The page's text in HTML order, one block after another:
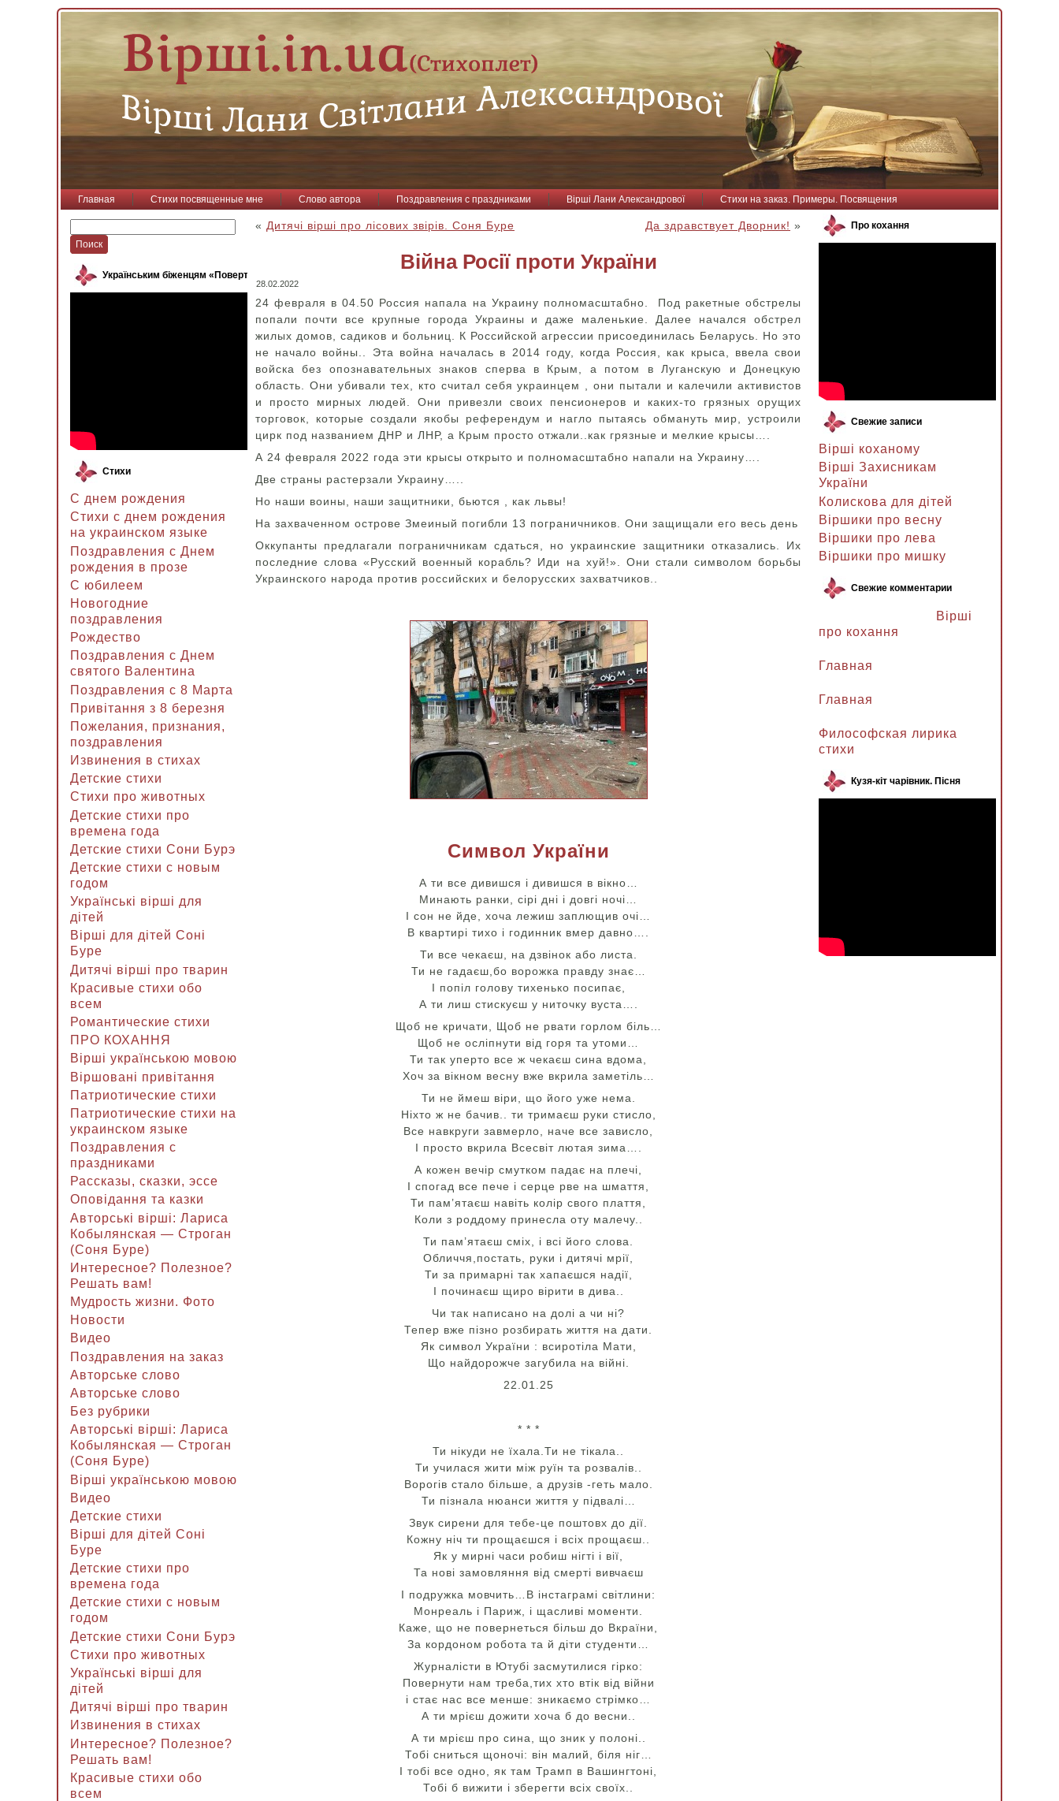
Главная Стихи посвященные мне Слово автора Поздравления с праздниками Вірші Лани Александрової Стихи на заказ. Примеры. Посвящения
Українським біженцям «Повертайся, пташко»
Стихи
С днем рождения
Стихи с днем рождения
на украинском языке
Поздравления с Днем
рождения в прозе
C юбилеем
Новогодние
поздравления
Рождество
Поздравления с Днем
святого Валентина
Поздравления с 8 Марта
Привітання з 8 березня
Пожелания, признания,
поздравления
Извинения в стихах
Детские стихи
Стихи про животных
Детские стихи про
времена года
Детские стихи Сони Бурэ
Детские стихи с новым
годом
Українські вірші для
дітей
Вірші для дітей Соні
Буре
Дитячі вірші про тварин
Красивые стихи обо
всем
Романтические стихи
ПРО КОХАННЯ
Вірші українською мовою
Віршовані привітання
Патриотические стихи
Патриотические стихи на
украинском языке
Поздравления с
праздниками
Рассказы, сказки, эссе
Оповідання та казки
Авторські вірші: Лариса
Кобылянская — Строган
(Соня Буре)
Интересное? Полезное?
Решать вам!
Мудрость жизни. Фото
Новости
Видео
Поздравления на заказ
Авторське слово
Авторське слово
Без рубрики
Авторські вірші: Лариса
Кобылянская — Строган
(Соня Буре)
Вірші українською мовою
Видео
Детские стихи
Вірші для дітей Соні
Буре
Детские стихи про
времена года
Детские стихи с новым
годом
Детские стихи Сони Бурэ
Стихи про животных
Українські вірші для
дітей
Дитячі вірші про тварин
Извинения в стихах
Интересное? Полезное?
Решать вам!
Красивые стихи обо
всем
« Дитячі вірші про лісових звірів. Соня Буре Да здравствует Дворник! »
Війна Росії проти України
28.02.2022
24 февраля в 04.50 Россия напала на Украину полномасштабно. Под ракетные обстрелы
попали почти все крупные города Украины и даже маленькие. Далее начался обстрел
жилых домов, садиков и больниц. К Российской агрессии присоединилась Беларусь. Но это
не начало войны.. Эта война началась в 2014 году, когда Россия, как крыса, ввела свои
войска без опознавательных знаков сперва в Крым, а потом в Луганскую и Донецкую
область. Они убивали тех, кто считал себя украинцем , они пытали и калечили активистов
и просто мирных людей. Они привезли своих пенсионеров и каких-то грязных орущих
торговок, которые создали якобы референдум и нагло пытаясь обмануть мир, устроили
цирк под названием ДНР и ЛНР, а Крым просто отжали..как грязные и мелкие крысы….
А 24 февраля 2022 года эти крысы открыто и полномасштабно напали на Украину….
Две страны растерзали Украину…..
Но наши воины, наши защитники, бьются , как львы!
На захваченном острове Змеиный погибли 13 пограничников. Они защищали его весь день
Оккупанты предлагали пограничникам сдаться, но украинские защитники отказались. Их
последние слова «Русский военный корабль? Иди на хуй!». Они стали символом борьбы
Украинского народа против российских и белорусских захватчиков..
Символ України
А ти все дивишся і дивишся в вікно…
Минають ранки, сірі дні і довгі ночі…
І сон не йде, хоча лежиш заплющив очі…
В квартирі тихо і годинник вмер давно….
Ти все чекаєш, на дзвінок або листа.
Ти не гадаєш,бо ворожка правду знає…
І попіл голову тихенько посипає,
А ти лиш стискуєш у ниточку вуста….
Щоб не кричати, Щоб не рвати горлом біль…
Щоб не осліпнути від горя та утоми…
Ти так уперто все ж чекаєш сина вдома,
Хоч за вікном весну вже вкрила заметіль…
Ти не ймеш віри, що його уже нема.
Ніхто ж не бачив.. ти тримаєш руки стисло,
Все навкруги завмерло, наче все зависло,
І просто вкрила Всесвіт лютая зима….
А кожен вечір смутком падає на плечі,
І спогад все пече і серце рве на шмаття,
Ти пам’ятаєш навіть колір свого плаття,
Коли з роддому принесла оту малечу..
Ти пам’ятаєш сміх, і всі його слова.
Обличчя,постать, руки і дитячі мрії,
Ти за примарні так хапаєшся надії,
І починаєш щиро вірити в дива..
Чи так написано на долі а чи ні?
Тепер вже пізно розбирать життя на дати.
Як символ України : всиротіла Мати,
Що найдорожче загубила на війні.
22.01.25
* * *
Ти нікуди не їхала.Ти не тікала..
Ти училася жити між руїн та розвалів..
Ворогів стало більше, а друзів -геть мало.
Ти пізнала нюанси життя у підвалі…
Звук сирени для тебе-це поштовх до дії.
Кожну ніч ти прощаєшся і всіх прощаєш..
Як у мирні часи робиш нігті і вії,
Та нові замовляння від смерті вивчаєш
І подружка мовчить…В інстаграмі світлини:
Монреаль і Париж, і щасливі моменти.
Каже, що не повернеться більш до Вкраїни,
За кордоном робота та й діти студенти…
Журналісти в Ютубі засмутилися гірко:
Повернути нам треба,тих хто втік від війни
і стає нас все менше: зникаємо стрімко…
А ти мрієш дожити хоча б до весни..
А ти мрієш про сина, що зник у полоні..
Тобі сниться щоночі: він малий, біля ніг…
І тобі все одно, як там Трамп в Вашингтоні,
Тобі б вижити і зберегти всіх своїх..
Про кохання
Свежие записи
Вірші коханому
Вірші Захисникам
України
Колискова для дітей
Віршики про весну
Віршики про лева
Віршики про мишку
Свежие комментарии
Вірші
про кохання
Главная
Главная
Философская лирика
стихи
Кузя-кіт чарівник. Пісня